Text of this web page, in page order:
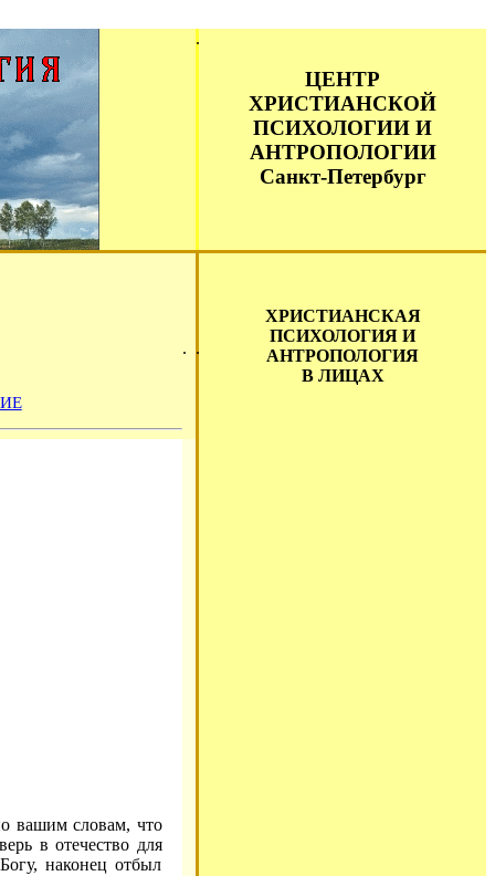
ЦЕНТР
ХРИСТИАНСКОЙ
ПСИХОЛОГИИ И
АНТРОПОЛОГИИ
Санкт-Петербург
ХРИСТИАНСКАЯ
ПСИХОЛОГИЯ И
АНТРОПОЛОГИЯ
В ЛИЦАХ
вашим словам, что
в отечество для
наконец отбыл